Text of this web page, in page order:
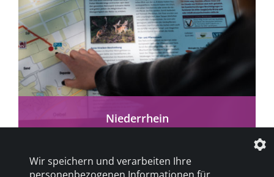
mehr erfahren
Niederrhein
zwischen Rhein und Maas ein attraktives
Reiseziel.
Wir speichern und verarbeiten Ihre
personenbezogenen Informationen für